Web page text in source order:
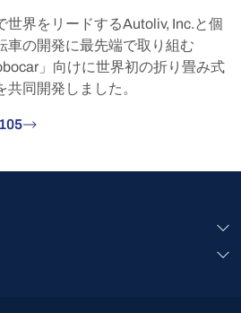
界をリードするAutoliv, Inc.と個
車の開発に最先端で取り組む
」向けに世界初の折り畳み式
同開発しました。